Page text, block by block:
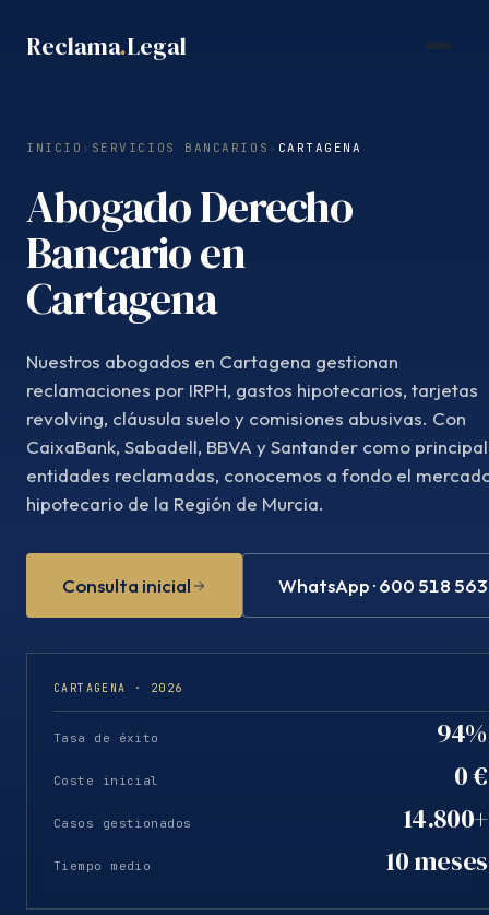
Reclama.Legal
INICIO › SERVICIOS BANCARIOS › CARTAGENA
Abogado Derecho
Bancario en
Cartagena
Nuestros abogados en Cartagena gestionan
reclamaciones por IRPH, gastos hipotecarios, tarjetas
revolving, cláusula suelo y comisiones abusivas. Con
CaixaBank, Sabadell, BBVA y Santander como
entidades reclamadas, conocemos a fondo el
hipotecario de la Región de Murcia.
Consulta inicial WhatsApp · 600 518 563
CARTAGENA · 2026
Tasa de éxito 94%
Coste inicial 0 €
Casos gestionados 14.800+
Tiempo medio 10 meses